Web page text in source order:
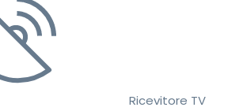
Ricevitore TV